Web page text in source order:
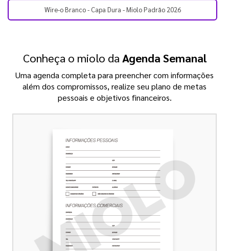
Wire-o Branco - Capa Dura - Miolo Padrão 2026
Conheça o miolo da Agenda Semanal
Uma agenda completa para preencher com informações
além dos compromissos, realize seu plano de metas
pessoais e objetivos financeiros.